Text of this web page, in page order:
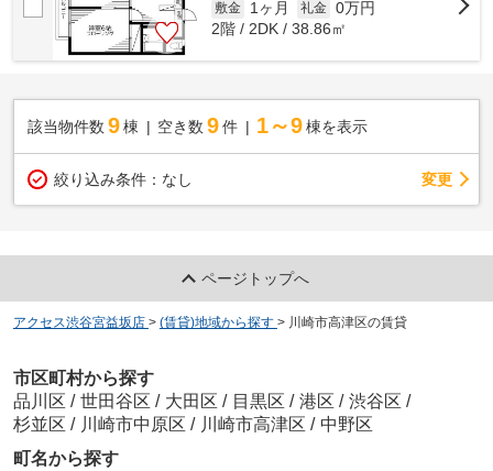
敷金 1ヶ月 礼金 0万円
2階 / 2DK / 38.86㎡
該当物件数 9棟 空き数 9 件 1～9 棟を表示
絞り込み条件： なし 変更
ページトップへ
アクセス渋谷宮益坂店 > (賃貸)地域から探す > 川崎市高津区の賃貸
市区町村から探す
品川区 / 世田谷区 / 大田区 / 目黒区 / 港区 / 渋谷区 /
杉並区 / 川崎市中原区 / 川崎市高津区 / 中野区
町名から探す